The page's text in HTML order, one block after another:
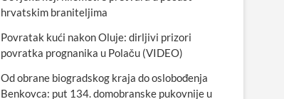
hrvatskim braniteljima
Povratak kući nakon Oluje: dirljivi prizori
povratka prognanika u Polaču (VIDEO)
Od obrane biogradskog kraja do oslobođenja
Benkovca: put 134. domobranske pukovnije u